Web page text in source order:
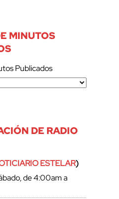
MINUTOS
Publicados
DE RADIO
ESTELAR)
de 4:00am a